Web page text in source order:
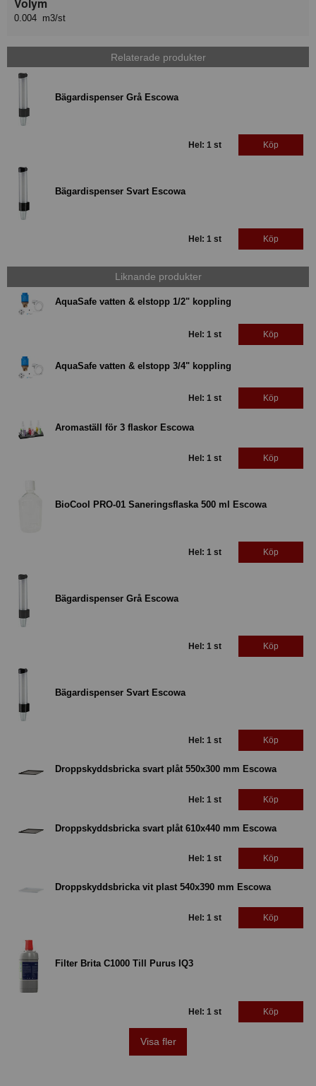
0.004 m3/st
Relaterade produkter
Bägardispenser Grå Escowa
Hel: 1 st Köp
Bägardispenser Svart Escowa
Hel: 1 st Köp
Liknande produkter
AquaSafe vatten & elstopp 1/2" koppling
Hel: 1 st Köp
AquaSafe vatten & elstopp 3/4" koppling
Hel: 1 st Köp
Aromaställ för 3 flaskor Escowa
Hel: 1 st Köp
BioCool PRO-01 Saneringsflaska 500 ml Escowa
Hel: 1 st Köp
Bägardispenser Grå Escowa
Hel: 1 st Köp
Bägardispenser Svart Escowa
Hel: 1 st Köp
Droppskyddsbricka svart plåt 550x300 mm Escowa
Hel: 1 st Köp
Droppskyddsbricka svart plåt 610x440 mm Escowa
Hel: 1 st Köp
Droppskyddsbricka vit plast 540x390 mm Escowa
Hel: 1 st Köp
Filter Brita C1000 Till Purus IQ3
Hel: 1 st Köp
Visa fler